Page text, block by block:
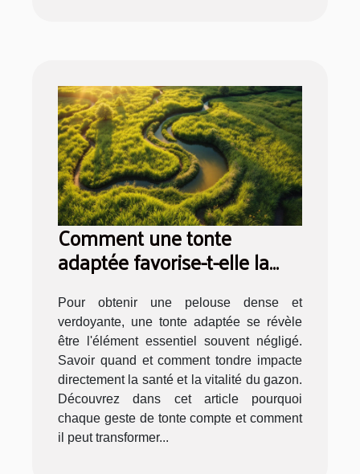
Comment une tonte
adaptée favorise-t-elle la
santé de votre pelouse ?
Pour obtenir une pelouse dense et
verdoyante, une tonte adaptée se révèle
être l'élément essentiel souvent négligé.
Savoir quand et comment tondre impacte
directement la santé et la vitalité du gazon.
Découvrez dans cet article pourquoi
chaque geste de tonte compte et comment
il peut transformer...